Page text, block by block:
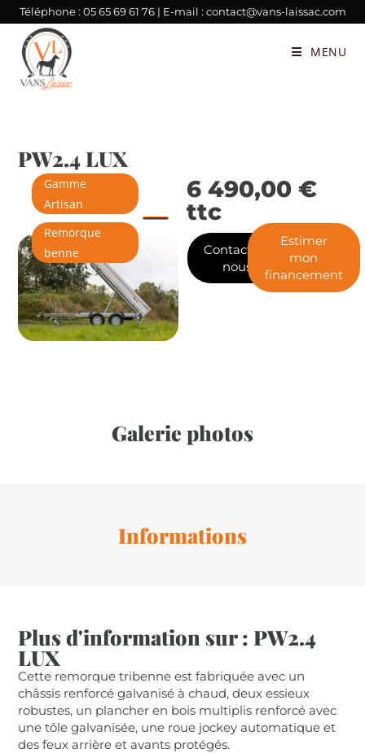
Téléphone : 05 65 69 61 76| E-mail : contact@vans-laissac.com
MENU
PW2.4 LUX
Gamme
Artisan
Remorque
benne
6 490,00 €
ttc
Contactez-
nous
Estimer
mon
financement
Galerie photos
Informations
Plus d'information sur : PW2.4
LUX
Cette remorque tribenne est fabriquée avec un
châssis renforcé galvanisé à chaud, deux essieux
robustes, un plancher en bois multiplis renforcé avec
une tôle galvanisée, une roue jockey automatique et
des feux arrière et avants protégés.